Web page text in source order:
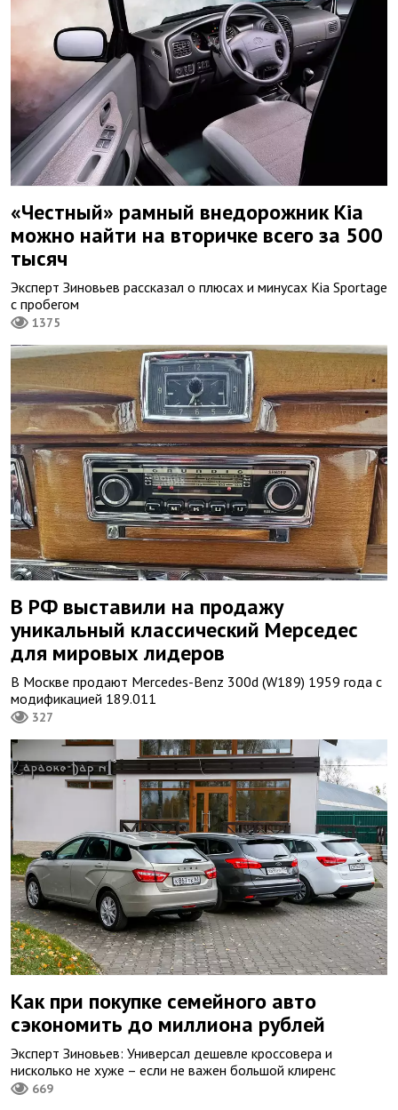
«Честный» рамный внедорожник Kia
можно найти на вторичке всего за 500
тысяч
Эксперт Зиновьев рассказал о плюсах и минусах Kia Sportage
с пробегом
1375
В РФ выставили на продажу
уникальный классический Мерседес
для мировых лидеров
В Москве продают Mercedes-Benz 300d (W189) 1959 года с
модификацией 189.011
327
Как при покупке семейного авто
сэкономить до миллиона рублей
Эксперт Зиновьев: Универсал дешевле кроссовера и
нисколько не хуже – если не важен большой клиренс
669